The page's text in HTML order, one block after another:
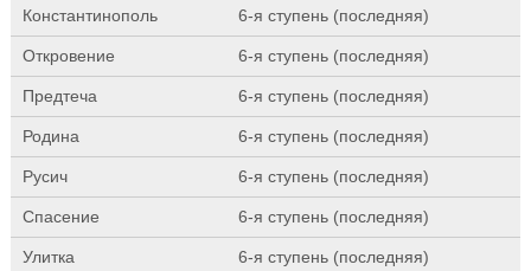
Константинополь 6-я ступень (последняя)
Откровение 6-я ступень (последняя)
Предтеча 6-я ступень (последняя)
Родина 6-я ступень (последняя)
Русич 6-я ступень (последняя)
Спасение 6-я ступень (последняя)
Улитка 6-я ступень (последняя)